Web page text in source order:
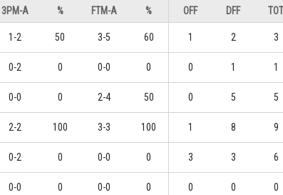
3PM-A % FTM-A % OFF DFF TOT
1-2 50 3-5 60 1 2 3
0-2 0 0-0 0 0 1 1
0-0 0 2-4 50 0 5 5
2-2 100 3-3 100 1 8 9
0-2 0 0-0 0 3 3 6
0-0 0 0-0 0 0 0 0